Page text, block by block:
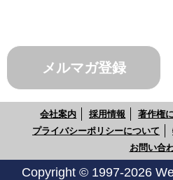
メルマガ登録
会社案内 採用情報 著作権
プライバシーポリシーについて
お問い合
Copyright © 1997-2026